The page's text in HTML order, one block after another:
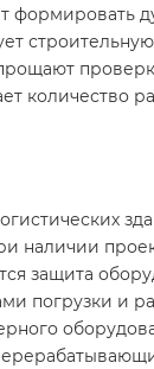
формировать
количество
наличии
защита
погрузки и